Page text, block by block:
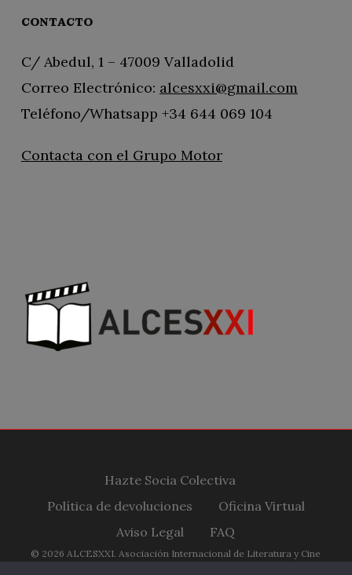
CONTACTO
C/ Abedul, 1 – 47009 Valladolid
Correo Electrónico: alcesxxi@gmail.com
Teléfono/Whatsapp +34 644 069 104
Contacta con el Grupo Motor
Hazte Socia Colectiva
Política de devoluciones
Oficina Virtual
Aviso Legal
FAQ
© 2026 ALCESXXI. Asociación Internacional de Literatura y Cine